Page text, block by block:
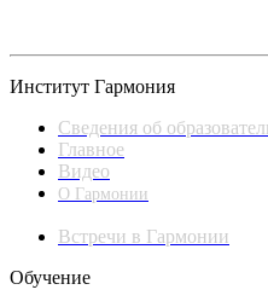
Институт Гармония
Сведения об
Главное
Видео
О Гармонии
Встречи в Гармонии
Обучение